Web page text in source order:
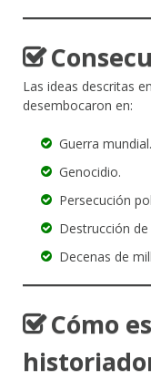
Las ideas descritas en
desembocaron en:
Guerra mundial.
Genocidio.
Persecución
Destrucción de
Decenas de
Cómo